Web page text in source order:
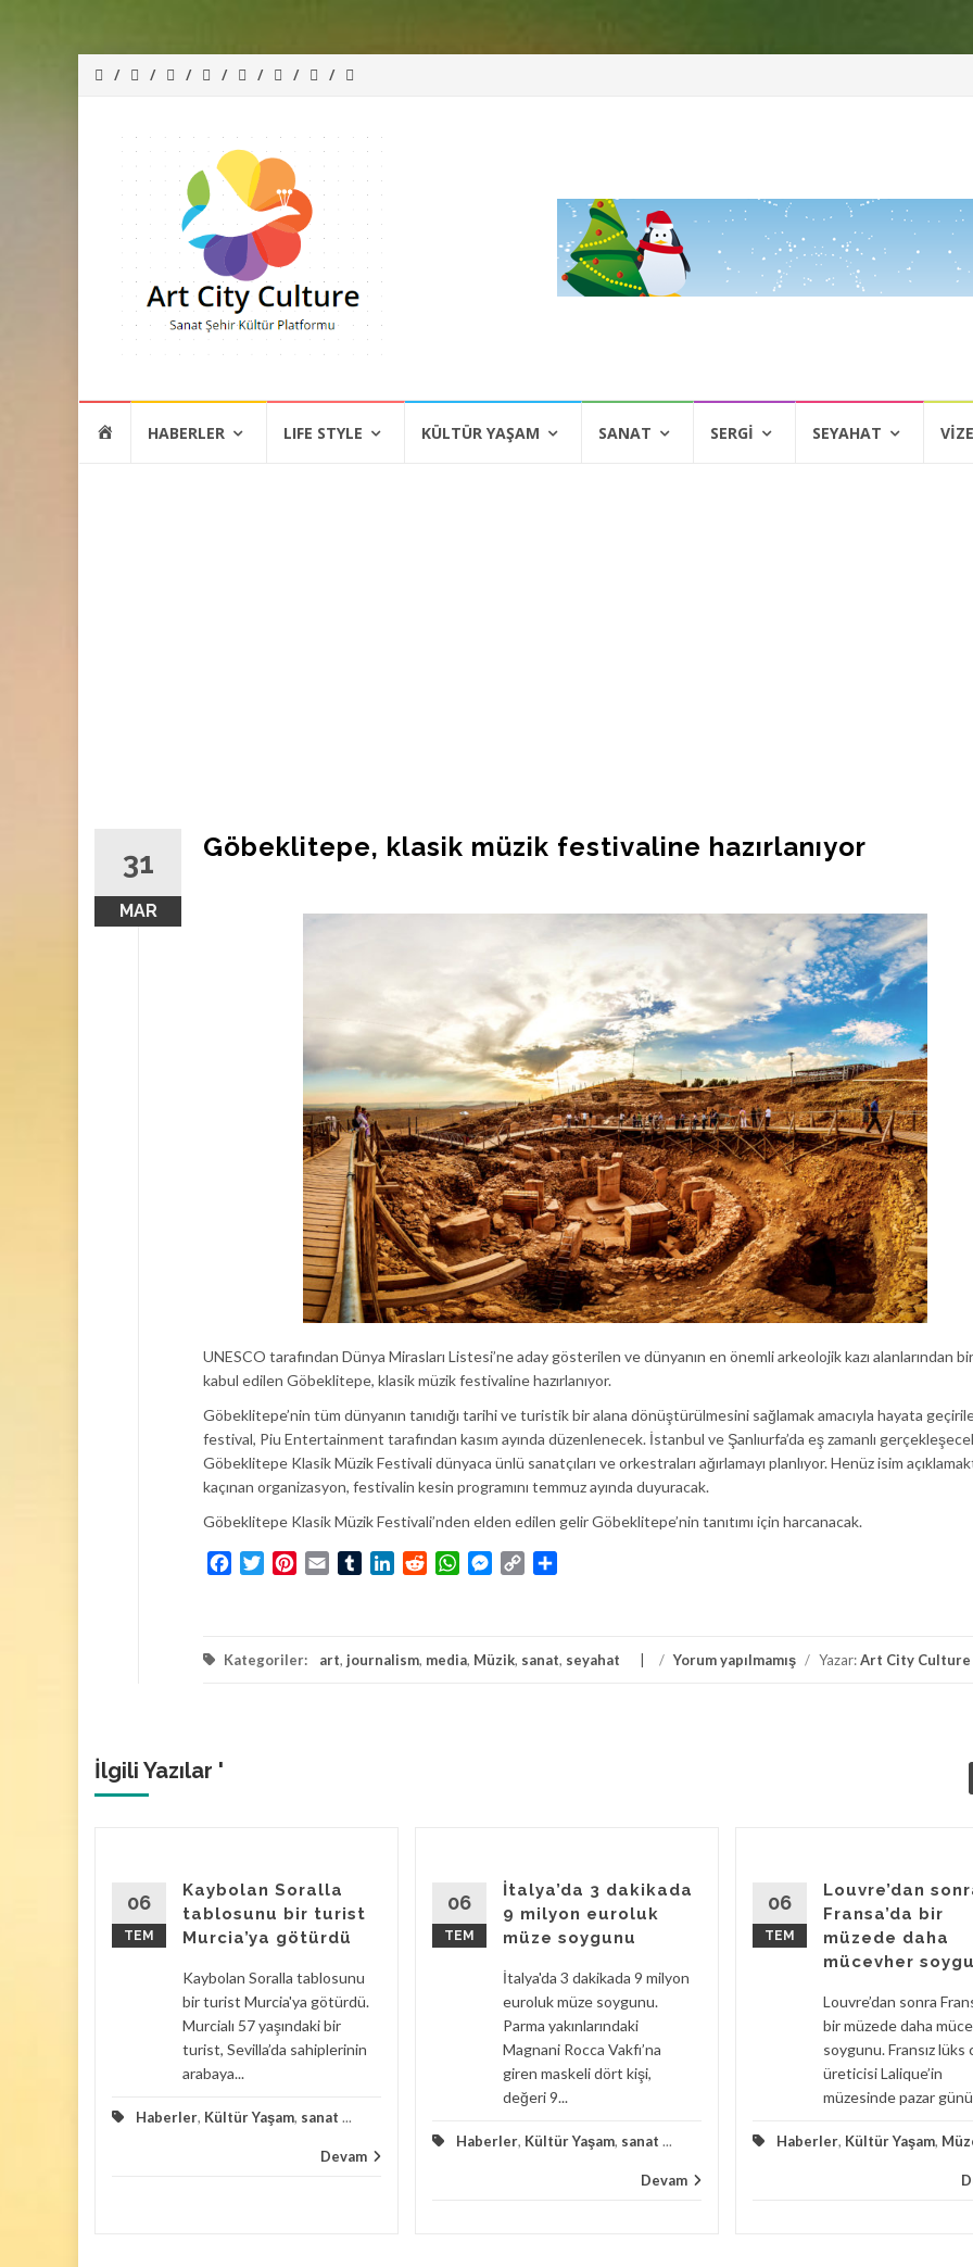
atla
HOMEHABERLER LIFE STYLE KÜLTÜR YAŞAM SANAT SERGI SEYAHAT VIZE
31
MAR
Göbeklitepe, klasik müzik festivaline hazırlanıyor
UNESCO tarafından Dünya Mirasları Listesi’ne aday gösterilen ve dünyanın en önemli arkeolojik kazı alanlarından
kabul edilen Göbeklitepe, klasik müzik festivaline hazırlanıyor.
Göbeklitepe’nin tüm dünyanın tanıdığı tarihi ve turistik bir alana dönüştürülmesini sağlamak amacıyla hayata
festival, Piu Entertainment tarafından kasım ayında düzenlenecek. İstanbul ve Şanlıurfa’da eş zamanlı
Göbeklitepe Klasik Müzik Festivali dünyaca ünlü sanatçıları ve orkestraları ağırlamayı planlıyor. Henüz isim
kaçınan organizasyon, festivalin kesin programını temmuz ayında duyuracak.
Göbeklitepe Klasik Müzik Festivali’nden elden edilen gelir Göbeklitepe’nin tanıtımı için harcanacak.
FacebookTwitterPinterest
Email TumblrLinkedInRedditWhatsApp
Messenger
Copy
Kategoriler: art, journalism, media, Müzik, sanat, seyahat / Yorum yapılmamış / Yazar:Art City Culture
İlgili Yazılar '
06
TEM
Kaybolan Soralla
tablosunu bir turist
Murcia’ya götürdü
Kaybolan Soralla tablosunu
bir turist Murcia'ya götürdü.
Murcialı 57 yaşındaki bir
turist, Sevilla’da sahiplerinin
arabaya...
Haberler, Kültür Yaşam, sanat ...
Devam
06
TEM
İtalya’da 3 dakikada
9 milyon euroluk
müze soygunu
İtalya'da 3 dakikada 9 milyon
euroluk müze soygunu.
Parma yakınlarındaki
Magnani Rocca Vakfı’na
giren maskeli dört kişi,
değeri 9...
Haberler, Kültür Yaşam, sanat ...
Devam
06
TEM
Louvre’dan
Fransa’da bir
müzede daha
mücevher
Louvre’dan sonra
bir müzede daha
soygunu. Fransız lüks
üreticisi Lalique’in
müzesinde pazar
Haberler, Kültür Yaşam,